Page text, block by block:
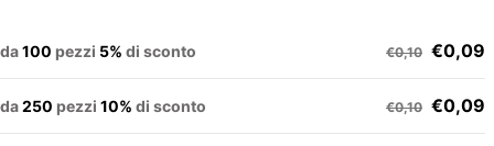
da100 pezzi 5% di sconto €0,10 €0,09
da250 pezzi 10% di sconto €0,10 €0,09